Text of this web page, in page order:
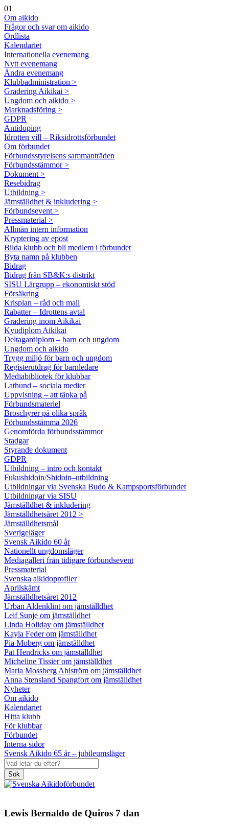
01
Om aikido
Frågor och svar om aikido
Ordlista
Kalendariet
Internationella evenemang
Nytt evenemang
Ändra evenemang
Klubbadministration >
Gradering Aikikai >
Ungdom och aikido >
Marknadsföring >
GDPR
Antidoping
Idrotten vill – Riksidrottsförbundet
Om förbundet
Förbundsstyrelsens sammanträden
Förbundsstämmor >
Dokument >
Resebidrag
Utbildning >
Jämställdhet & inkludering >
Förbundsevent >
Pressmaterial >
Allmän intern information
Kryptering av epost
Bilda klubb och bli medlem i förbundet
Byta namn på klubben
Bidrag
Bidrag från SB&K:s distrikt
SISU Lärgrupp – ekonomiskt stöd
Försäkring
Krisplan – råd och mall
Rabatter – Idrottens avtal
Gradering inom Aikikai
Kyudiplom Aikikai
Deltagardiplom – barn och ungdom
Ungdom och aikido
Trygg miljö för barn och ungdom
Registerutdrag för barnledare
Mediabibliotek för klubbar
Lathund – sociala medier
Uppvisning – att tänka på
Förbundsmateriel
Broschyrer på olika språk
Förbundsstämma 2026
Genomförda förbundsstämmor
Stadgar
Styrande dokument
GDPR
Utbildning – intro och kontakt
Fukushidoin/Shidoin–utbildning
Utbildningar via Svenska Budo & Kampsportsförbundet
Utbildningar via SISU
Jämställdhet & inkludering
Jämställdhetsåret 2012 >
Jämställdhetsmål
Sverigeläger
Svensk Aikido 60 år
Nationellt ungdomsläger
Mediagalleri från tidigare förbundsevent
Pressmaterial
Svenska aikidoprofiler
Aprilskämt
Jämställdhetsåret 2012
Urban Aldenklint om jämställdhet
Leif Sunje om jämställdhet
Linda Holiday om jämställdhet
Kayla Feder om jämställdhet
Pia Moberg om jämställdhet
Pat Hendricks om jämställdhet
Micheline Tissier om jämställdhet
Maria Mossberg Ahlström om jämställdhet
Anna Stensland Spangfort om jämställdhet
Nyheter
Om aikido
Kalendariet
Hitta klubb
För klubbar
Förbundet
Interna sidor
Svensk Aikido 65 år – jubileumsläger
Sök
Lewis Bernaldo de Quiros 7 dan